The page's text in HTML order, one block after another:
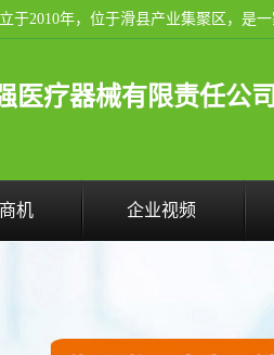
医疗器械有限责任公司
机 企业视频